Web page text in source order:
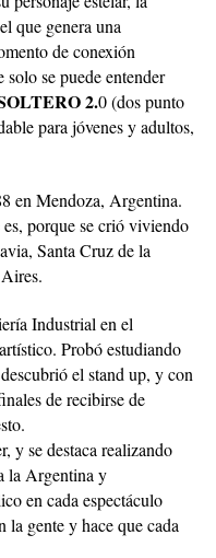
que genera una
de conexión
se puede entender
2.0 (dos punto
para jóvenes y adultos,
en Mendoza, Argentina.
porque se crió viviendo
Santa Cruz de la
Industrial en el
Probó estudiando
el stand up, y con
de recibirse de
y se destaca realizando
la Argentina y
en cada espectáculo
la gente y hace que cada